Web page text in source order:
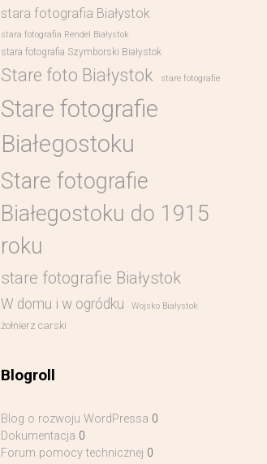
stara fotografia Białystok
stara fotografia Rendel Białystok
stara fotografia Szymborski Białystok
Stare foto Białystok stare fotografie
Stare fotografie
Białegostoku
Stare fotografie
Białegostoku do 1915
roku
stare fotografie Białystok
W domu i w ogródku Wojsko Białystok
żołnierz carski
Blogroll
Blog o rozwoju WordPressa 0
Dokumentacja 0
Forum pomocy technicznej 0